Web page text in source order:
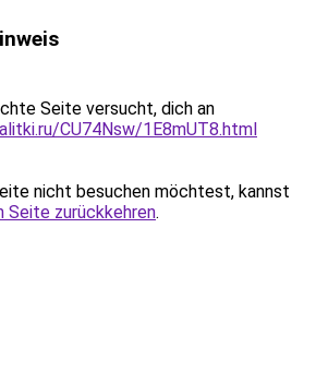
Seite versucht, dich an
CU74Nsw/1E8mUT8.html
nicht besuchen möchtest, kannst
Seite zurückkehren.